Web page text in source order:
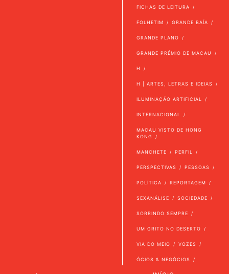
FICHAS DE LEITURA
FOLHETIM GRANDE BAÍA
GRANDE PLANO
GRANDE PRÉMIO DE MACAU
H
H | ARTES, LETRAS E IDEIAS
ILUMINAÇÃO ARTIFICIAL
INTERNACIONAL
MACAU VISTO DE HONG
KONG
MANCHETE PERFIL
PERSPECTIVAS PESSOAS
POLÍTICA REPORTAGEM
SEXANÁLISE SOCIEDADE
SORRINDO SEMPRE
UM GRITO NO DESERTO
VIA DO MEIO VOZES
ÓCIOS & NEGÓCIOS